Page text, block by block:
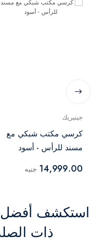
جينيريك
كرسي مكتب شبكي مع
مسند للرأس - أسود
14,999.00 جنيه
استكشف أفضل
ذات